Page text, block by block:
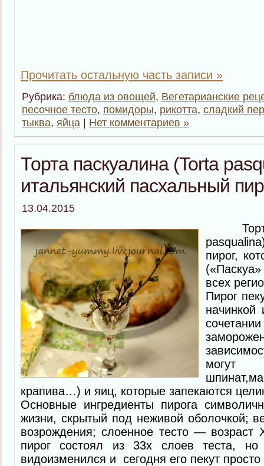
Прочитать остальную часть записи »
Рубрика: блюда из овощей, Вегетарианские
песочное тесто, помидоры, рикотта, сладкий
тыква, яйца | Нет комментариев »
Торта паскуалина (Torta
итальянский пасхальный
13.04.2015
Торта
пирог,
всех
Пирог
начинкой
могут
крапива…) и яиц, которые запекаются
Основные ингредиенты пирога
жизни, скрытый под неживой оболочкой;
возрождения; слоенное тесто — возраст
пирог состоял из 33х слоев теста,
видоизменился и сегодня его пекут просто